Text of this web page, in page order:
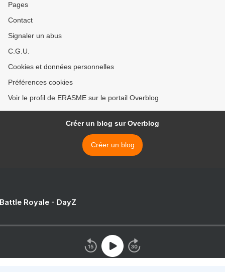
Pages
Contact
Signaler un abus
C.G.U.
Cookies et données personnelles
Préférences cookies
Voir le profil de ERASME sur le portail Overblog
Créer un blog sur Overblog
Créer un blog
Royale - DayZ